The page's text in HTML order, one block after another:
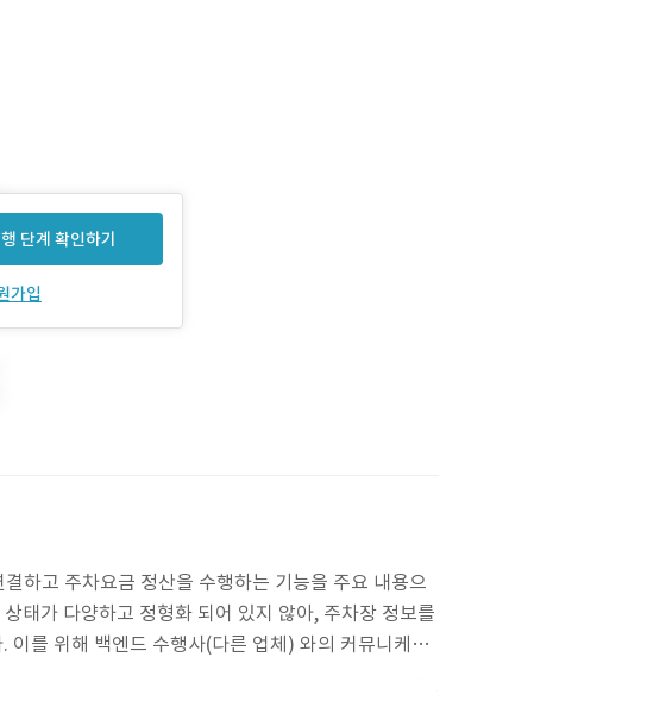
단계 확인하기
가입
하고 주차요금 정산을 수행하는 기능을 주요 내용으
태가 다양하고 정형화 되어 있지 않아, 주차장 정보를
를 위해 백엔드 수행사(다른 업체) 와의 커뮤니케이